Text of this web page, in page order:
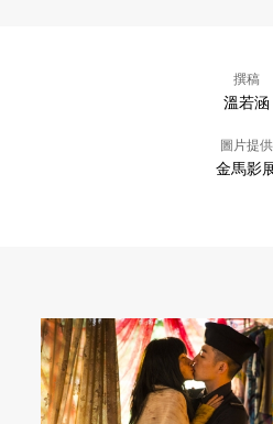
撰稿
溫若涵
圖片提供
金馬影